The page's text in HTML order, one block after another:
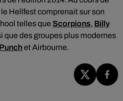
Hellfest comprenait sur son
telles que Scorpions, Billy
que des groupes plus modernes
et Airbourne.